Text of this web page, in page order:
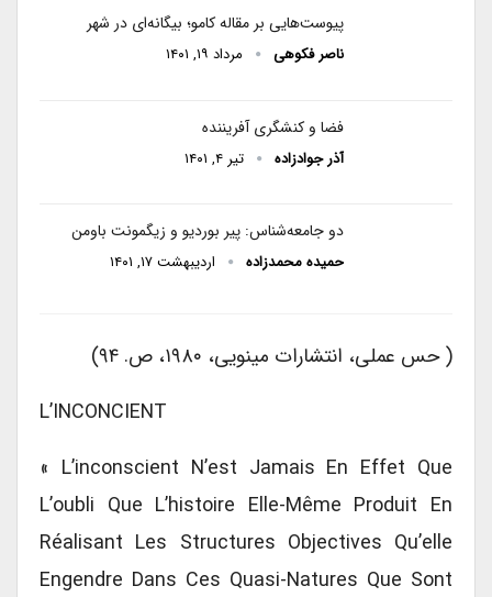
پیوست‌هایی بر مقاله کامو؛ بیگانه‌ای در شهر
ناصر فکوهی مرداد ۱۹, ۱۴۰۱
فضا و کنشگری آفریننده
آذر جوادزاده تیر ۴, ۱۴۰۱
دو جامعه‌شناس: پیر بوردیو و زیگمونت باومن
حمیده محمدزاده اردیبهشت ۱۷, ۱۴۰۱
( حس عملی، انتشارات مینویی، ۱۹۸۰، ص. ۹۴)
L’INCONCIENT
« L’inconscient N’est Jamais En Effet Que
L’oubli Que L’histoire Elle-Même Produit En
Réalisant Les Structures Objectives Qu’elle
Engendre Dans Ces Quasi-Natures Que Sont